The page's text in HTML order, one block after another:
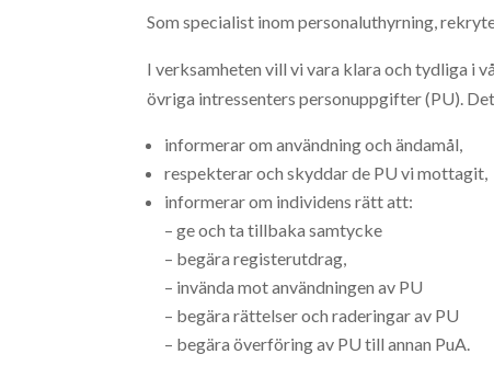
Som specialist inom personaluthyrning,
I verksamheten vill vi vara klara och tydliga i
övriga intressenters personuppgifter (PU).
informerar om användning och ändamål,
respekterar och skyddar de PU vi mottagit,
informerar om individens rätt att:
– ge och ta tillbaka samtycke
– begära registerutdrag,
– invända mot användningen av PU
– begära rättelser och raderingar av PU
– begära överföring av PU till annan PuA.